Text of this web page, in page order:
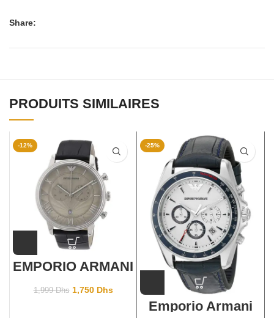
Share:
PRODUITS SIMILAIRES
-12%
EMPORIO ARMANI
1,999Dhs 1,750 Dhs
-25%
Emporio Armani